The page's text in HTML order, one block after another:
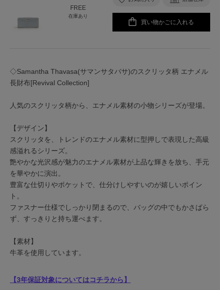
FREE
在庫あり
買い物かごに入れる
◇Samantha Thavasa(サマンサタバサ)のスクリッタ柄 エナメル
長財布[Revival Collection]
人気のスクリッタ柄から、エナメル素材の小物シリーズが登場。
【デザイン】
スクリッタを、トレンドのエナメル素材に型押しで表現した高級
感溢れるシリーズ。
艶やかな光沢感が魅力のエナメル素材が上品な輝きを放ち、手元
を華やかに演出。
豊富な仕切りやポケットで、仕分けしやすいのが嬉しいポイン
ト。
ファスナー仕様でしっかり閉まるので、バッグの中でもかさばら
ず、すっきりと持ち運べます。
【素材】
牛革を使用しています。
【3年保証対象についてはコチラから】